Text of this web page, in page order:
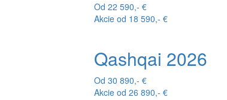
Od 22 590,- €
Akcie od 18 590,- €
Qashqai 2026
Od 30 890,- €
Akcie od 26 890,- €